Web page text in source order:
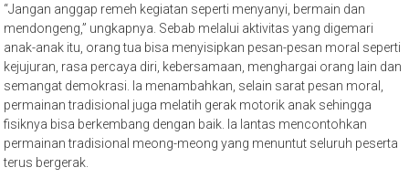
“Jangan anggap remeh kegiatan seperti menyanyi, bermain dan
mendongeng,” ungkapnya. Sebab melalui aktivitas yang digemari
anak-anak itu, orang tua bisa menyisipkan pesan-pesan moral seperti
kejujuran, rasa percaya diri, kebersamaan, menghargai orang lain dan
semangat demokrasi. Ia menambahkan, selain sarat pesan moral,
permainan tradisional juga melatih gerak motorik anak sehingga
fisiknya bisa berkembang dengan baik. Ia lantas mencontohkan
permainan tradisional meong-meong yang menuntut seluruh peserta
terus bergerak.